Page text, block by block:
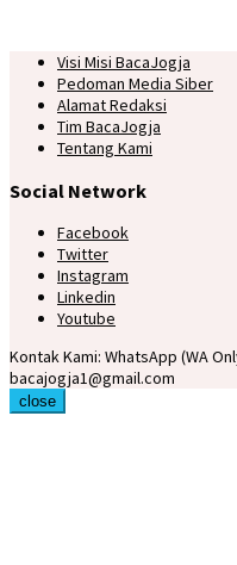
Visi Misi BacaJogja
Pedoman Media Siber
Alamat Redaksi
Tim BacaJogja
Tentang Kami
Social Network
Facebook
Twitter
Instagram
Linkedin
Youtube
Kontak Kami: WhatsApp (WA
bacajogja1@gmail.com
close